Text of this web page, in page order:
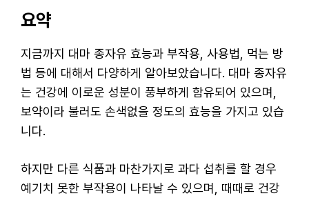
요약
지금까지 대마 종자유 효능과 부작용, 사용법, 먹는 방
법 등에 대해서 다양하게 알아보았습니다. 대마 종자유
는 건강에 이로운 성분이 풍부하게 함유되어 있으며,
보약이라 불러도 손색없을 정도의 효능을 가지고 있습
니다.
하지만 다른 식품과 마찬가지로 과다 섭취를 할 경우
예기치 못한 부작용이 나타날 수 있으며, 때때로 건강